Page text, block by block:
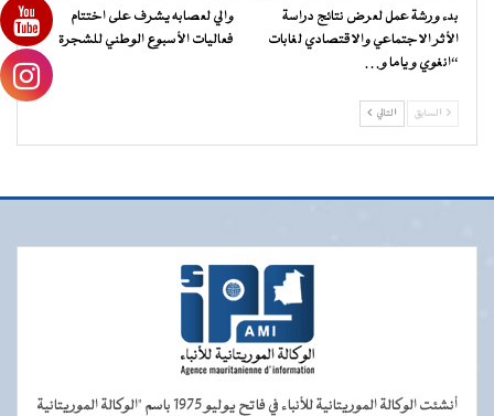
بدء ورشة عمل لعرض نتائج دراسة
الأثر الاجتماعي والاقتصادي لغابات
“انغوي و ياما و…
والي لعصابه يشرف على اختتام
فعاليات الأسبوع الوطني للشجرة
السابق التالي
أنشئت الوكالة الموريتانية للأنباء في فاتح يوليو 1975 باسم "الوكالة الموريتانية